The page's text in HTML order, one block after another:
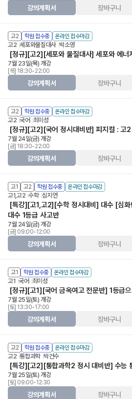
강의계획서 장바구니
고2 학원 접수중 온라인 접수마감
고2 세포와물질대사 박소영
[정규][고2][세포와 물질대사] 세포와 에너
7월 23일(목) 개강
[목] 18:30-22:00
강의계획서 장바구니
고2 학원 접수중 온라인 접수마감
고2 국어 최미성
[정규][고2][국어 정시대비반] 피지컬 : 고2
7월 24일(금) 개강
[금] 18:30-22:00
강의계획서 장바구니
고1 고2 학원 접수중 온라인 접수마감
고1,고2 수학 심지연
[특강][고1,고2][수학 정시대비] 대수 [심
대수 1등급 사고반
7월 24일(금) 개강
[금] 09:00-12:00
강의계획서 장바구니
고1 학원 접수중 온라인 접수마감
고1 국어 최미성
[정규][고1][국어 금옥여고 전문반] 1등급
7월 25일(토) 개강
[토] 13:30-17:00
강의계획서 장바구니
고2 학원 접수중 온라인 접수마감
고2 통합과학 박건수
[특강][고2][통합과학2 정시 대비반] 수능
7월 25일(토) 개강
[토] 09:00-12:30
강의계획서 장바구니